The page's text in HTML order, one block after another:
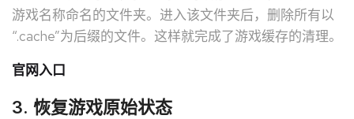
游戏名称命名的文件夹。进入该文件夹后，删除所有以
“.cache”为后缀的文件。这样就完成了游戏缓存的清理。
官网入口
3. 恢复游戏原始状态